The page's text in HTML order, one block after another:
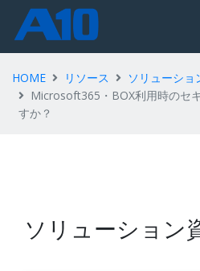
HOME リソース
ソリューショ
Microsoft365・BOX利用時のセ
すか？
ソリューション